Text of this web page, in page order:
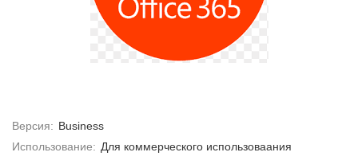
Версия: Business
Использование: Для коммерческого использоваания